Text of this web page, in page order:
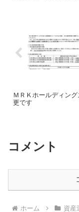
ＭＲＫホールディン
更です
コメント
ホーム 資産